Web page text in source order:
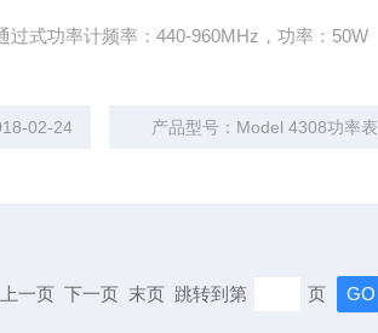
过式功率计频率：440-960MHz，功率：50W
02-24 产品型号：Model 4308功率表
一页 下一页 末页 跳转到第 页